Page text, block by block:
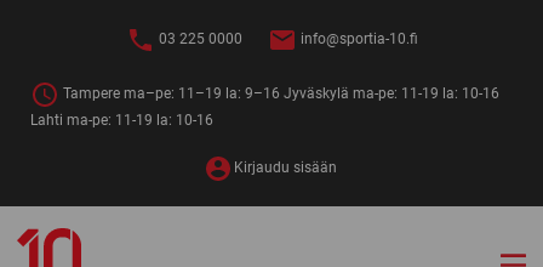
03 225 0000 info@sportia-10.fi
Tampere ma–pe: 11–19 la: 9–16 Jyväskylä ma-pe: 11-19 la: 10-16
Lahti ma-pe: 11-19 la: 10-16
Kirjaudu sisään
10